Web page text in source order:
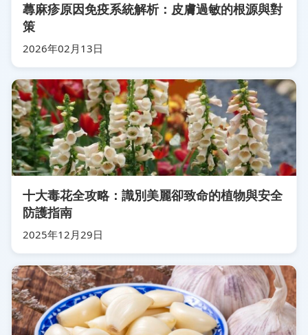
蕁麻疹原因免疫系統解析：皮膚過敏的根源與對
策
2026年02月13日
十大毒花全攻略：識別美麗卻致命的植物與安全
防護指南
2025年12月29日